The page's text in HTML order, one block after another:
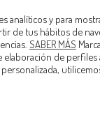
analíticos y para
de tus hábitos de
SABER MÁS
elaboración de